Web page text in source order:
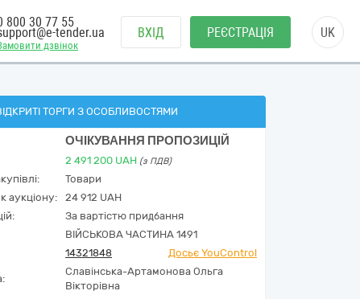
дзвінок
800 30 77 55
tender.ua ВХІД РЕЄСТРАЦІЯ UK
ТОРГИ З ОСОБЛИВОСТЯМИ
ОЧІКУВАННЯ ПРОПОЗИЦІЙ
2 491 200 UAH (з ПДВ)
Товари
аукціону:
24 912 UAH
За вартістю придбання
ВІЙСЬКОВА ЧАСТИНА 1491
14321848 Досьє YouControl
Славінська-Артамонова Ольга
Вікторівна